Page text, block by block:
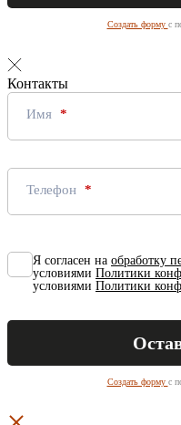
Создать форму с
Контакты
Имя
Телефон
Я согласен на обработку
условиями Политики
условиями Политики
Создать форму с